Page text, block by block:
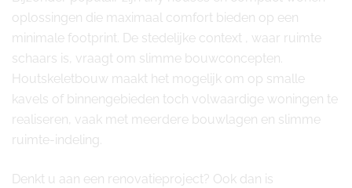
oplossingen die maximaal comfort bieden op een
minimale footprint. De stedelijke context , waar ruimte
schaars is, vraagt om slimme bouwconcepten.
Houtskeletbouw maakt het mogelijk om op smalle
kavels of binnengebieden toch volwaardige woningen te
realiseren, vaak met meerdere bouwlagen en slimme
ruimte-indeling.
Denkt u aan een renovatieproject? Ook dan is